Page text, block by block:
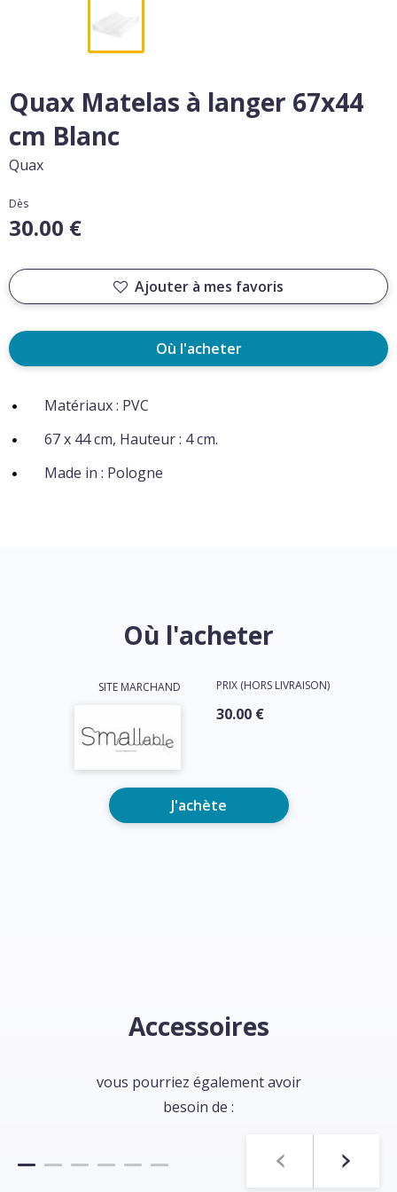
Quax Matelas à langer 67x44
cm Blanc
Quax
Dès
30.00 €
Ajouter à mes favoris
Où l'acheter
Matériaux : PVC
67 x 44 cm, Hauteur : 4 cm.
Made in : Pologne
Où l'acheter
SITE MARCHAND PRIX (HORS LIVRAISON)
30.00 €
J'achète
Accessoires
vous pourriez également avoir
besoin de :